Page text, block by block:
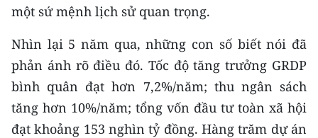
Media Kinh tế
Media Văn hóa
Media Xã hội
một sứ mệnh lịch sử quan trọng.
Nhìn lại 5 năm qua, những con số biết nói đã
phản ánh rõ điều đó. Tốc độ tăng trưởng GRDP
bình quân đạt hơn 7,2%/năm; thu ngân sách
tăng hơn 10%/năm; tổng vốn đầu tư toàn xã hội
đạt khoảng 153 nghìn tỷ đồng. Hàng trăm dự án